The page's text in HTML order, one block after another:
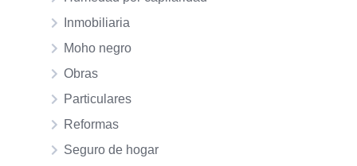
Inmobiliaria
Moho negro
Obras
Particulares
Reformas
Seguro de hogar